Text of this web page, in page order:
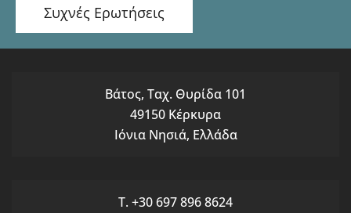
Συχνές Ερωτήσεις
Βάτος, Ταχ. Θυρίδα 101
49150 Κέρκυρα
Ιόνια Νησιά, Ελλάδα
T. +30 697 896 8624